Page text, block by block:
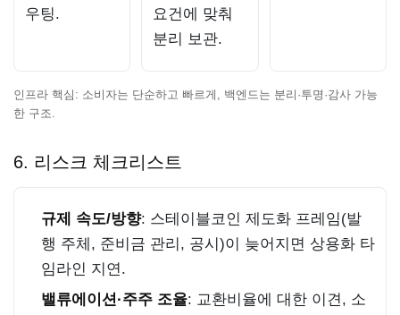
우팅.
요건에 맞춰
분리 보관.
인프라 핵심: 소비자는 단순하고 빠르게, 백엔드는 분리·투명·감사 가능
한 구조.
6. 리스크 체크리스트
규제 속도/방향: 스테이블코인 제도화 프레임(발
행 주체, 준비금 관리, 공시)이 늦어지면 상용화 타
임라인 지연.
밸류에이션·주주 조율: 교환비율에 대한 이견, 소